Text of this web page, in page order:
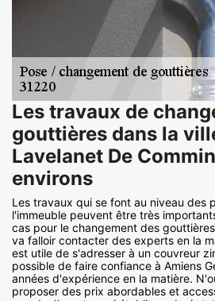
Les travaux de
gouttières dans la
Lavelanet De
environs
Les travaux qui se font au niveau des
l'immeuble peuvent être très
cas pour le changement des
va falloir contacter des experts en la
est utile de s'adresser à un couvreur
possible de faire confiance à Amiens
années d'expérience en la matière.
proposer des prix abordables et